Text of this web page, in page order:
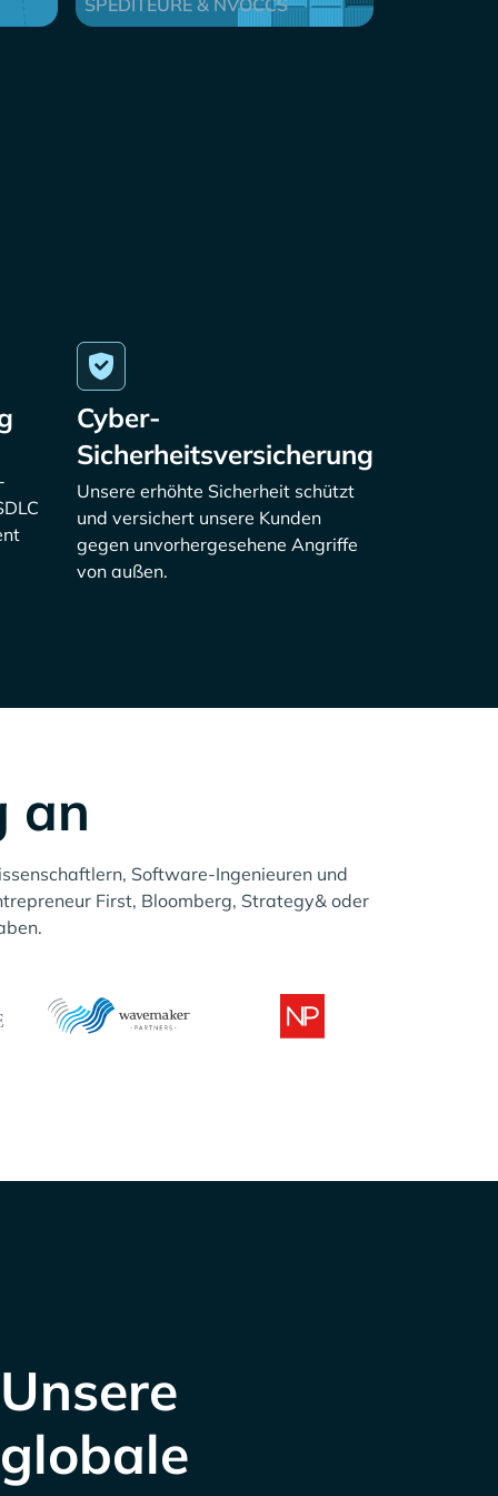
Cyber-
Sicherheitsversicherung
Unsere erhöhte Sicherheit schützt
und versichert unsere Kunden
gegen unvorhergesehene Angriffe
von außen.
an
Software-Ingenieuren und
First, Bloomberg, Strategy& oder
Unsere
globale